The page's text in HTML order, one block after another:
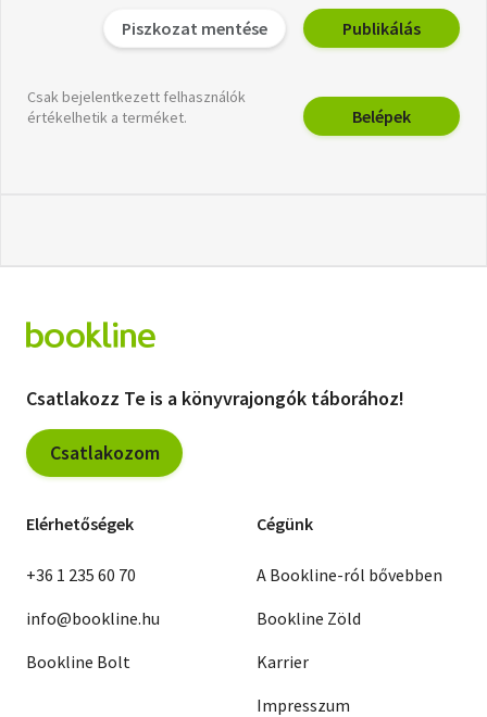
Piszkozat mentése Publikálás
Csak bejelentkezett felhasználók
értékelhetik a terméket.
Belépek
Csatlakozz Te is a könyvrajongók táborához!
Csatlakozom
Elérhetőségek
+36 1 235 60 70
info@bookline.hu
Bookline Bolt
Cégünk
A Bookline-ról bővebben
Bookline Zöld
Karrier
Impresszum